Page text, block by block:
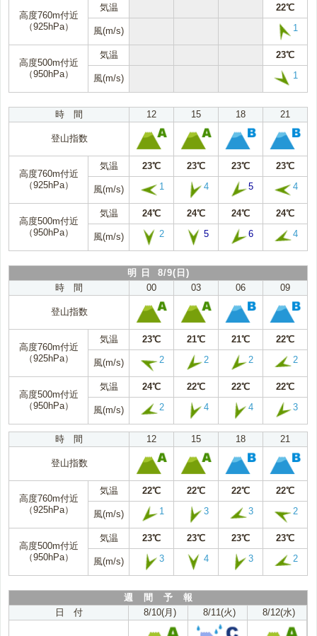
高度760m付近
（925hPa）
気温 22℃
風(m/s) 1
高度500m付近
（950hPa）
気温 23℃
風(m/s) 1
時 間 12 15 18 21
登山指数
高度760m付近
（925hPa）
気温 23℃ 23℃ 23℃ 23℃
風(m/s) 1 4 5 4
高度500m付近
（950hPa）
気温 24℃ 24℃ 24℃ 24℃
風(m/s) 2 5 6 4
明 日 8/9(日)
時 間
00 03 06 09
登山指数
高度760m付近
（925hPa）
気温 23℃ 21℃ 21℃ 22℃
風(m/s) 2 2 2 2
高度500m付近
（950hPa）
気温 24℃ 22℃ 22℃ 22℃
風(m/s) 2 4 4 3
時 間 12 15 18 21
登山指数
高度760m付近
（925hPa）
気温 22℃ 22℃ 22℃ 22℃
風(m/s) 1 3 3 2
高度500m付近
（950hPa）
気温 23℃ 23℃ 23℃ 23℃
風(m/s) 3 4 3 2
週 間 予 報
日 付
8/10(月) 8/11(火) 8/12(水)